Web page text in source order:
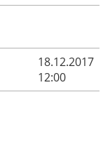
18.12.2017
12:00